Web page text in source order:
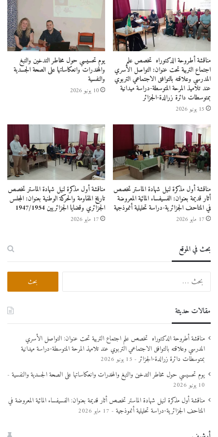
تحت إشراف
البروفيسور لادي
بديعة.
مناقشة أطروحة الدكتوراه تخصص علم
اجتماع التربية تحت عنوان: التواصل الأسري
المدرسي وعلاقته بالتوافق الاجتماعي التربوي
عند تلاميذ المرحة المتوسطة-دراسة ميدانية
بمتوسطات دائرة زرالدة-الجزائر
15 يونيو 2026
يوم تحسيسي حول مخاطر التدخين والتبغ
والمخدرات وانعكاساتها على الصحة الجسدية
والنفسية
10 يونيو 2026
مناقشة أول مذكرة لنيل شهادة الماستر تخصص
أثار قديمة بعنوان: الفسيفساء المائية المعروضة
في المتاحف الجزائرية-دراسة تحليلية أنموذجية
17 مايو 2026
مناقشة أول مذكرة لنيل شهادة الماستر تخصص
تاريخ المقاومة والحركة الوطنية بعنوان: المجلس
الجزائري وقضايا الجزائريين 1947/1954
17 مايو 2026
بحث في الموقع
مقالات حديثة
مناقشة أطروحة الدكتوراه تخصص علم اجتماع التربية تحت عنوان: التواصل الأسري
المدرسي وعلاقته بالتوافق الاجتماعي التربوي عند تلاميذ المرحة المتوسطة-دراسة ميدانية
بمتوسطات دائرة زرالدة-الجزائر
15 يونيو 2026
يوم تحسيسي حول مخاطر التدخين والتبغ والمخدرات وانعكاساتها على الصحة الجسدية والنفسية
10 يونيو 2026
مناقشة أول مذكرة لنيل شهادة الماستر تخصص أثار قديمة بعنوان: الفسيفساء المائية المعروضة في
المتاحف الجزائرية-دراسة تحليلية أنموذجية
17 مايو 2026